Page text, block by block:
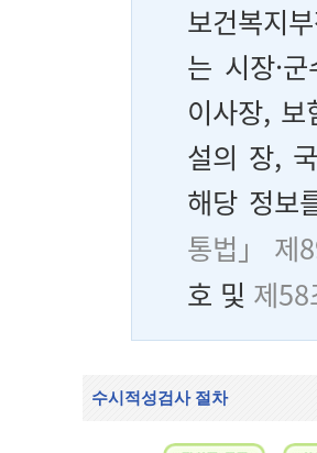
보건복지
는 시장·
이사장,
설의 장,
해당 정보
통법」 제
호 및 제58
수시적성검사 절차